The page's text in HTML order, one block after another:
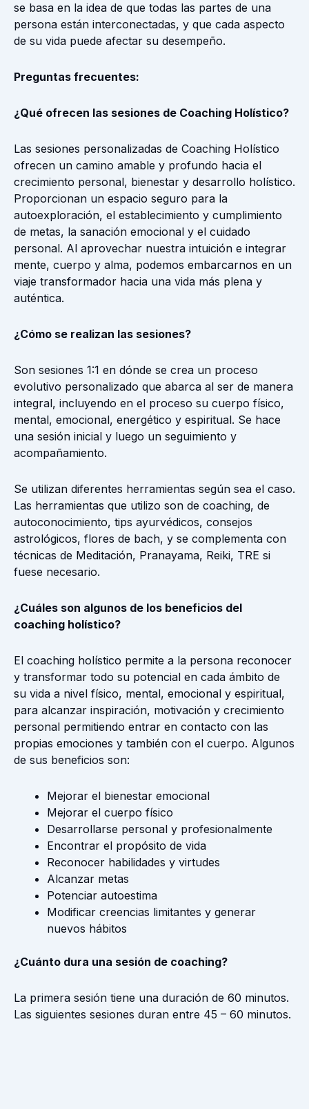
se basa en la idea de que todas las partes de una
persona están interconectadas, y que cada aspecto
de su vida puede afectar su desempeño.
Preguntas frecuentes:
¿Qué ofrecen las sesiones de Coaching Holístico?
Las sesiones personalizadas de Coaching Holístico
ofrecen un camino amable y profundo hacia el
crecimiento personal, bienestar y desarrollo holístico.
Proporcionan un espacio seguro para la
autoexploración, el establecimiento y cumplimiento
de metas, la sanación emocional y el cuidado
personal. Al aprovechar nuestra intuición e integrar
mente, cuerpo y alma, podemos embarcarnos en un
viaje transformador hacia una vida más plena y
auténtica.
¿Cómo se realizan las sesiones?
Son sesiones 1:1 en dónde se crea un proceso
evolutivo personalizado que abarca al ser de manera
integral, incluyendo en el proceso su cuerpo físico,
mental, emocional, energético y espiritual. Se hace
una sesión inicial y luego un seguimiento y
acompañamiento.
Se utilizan diferentes herramientas según sea el caso.
Las herramientas que utilizo son de coaching, de
autoconocimiento, tips ayurvédicos, consejos
astrológicos, flores de bach, y se complementa con
técnicas de Meditación, Pranayama, Reiki, TRE si
fuese necesario.
¿Cuáles son algunos de los beneficios del
coaching holístico?
El coaching holístico permite a la persona reconocer
y transformar todo su potencial en cada ámbito de
su vida a nivel físico, mental, emocional y espiritual,
para alcanzar inspiración, motivación y crecimiento
personal permitiendo entrar en contacto con las
propias emociones y también con el cuerpo. Algunos
de sus beneficios son:
Mejorar el bienestar emocional
Mejorar el cuerpo físico
Desarrollarse personal y profesionalmente
Encontrar el propósito de vida
Reconocer habilidades y virtudes
Alcanzar metas
Potenciar autoestima
Modificar creencias limitantes y generar
nuevos hábitos
¿Cuánto dura una sesión de coaching?
La primera sesión tiene una duración de 60 minutos.
Las siguientes sesiones duran entre 45 – 60 minutos.